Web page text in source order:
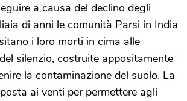
a causa del declino degli
di anni le comunità Parsi in India
i loro morti in cima alle
silenzio, costruite appositamente
la contaminazione del suolo. La
ai venti per permettere agli